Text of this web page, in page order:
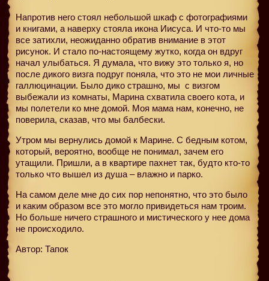
Напротив него стоял небольшой шкаф с фотографиями
и книгами, а наверху стояла икона Иисуса. И что-то мы
все затихли, неожиданно обратив внимание в этот
рисунок. И стало по-настоящему жутко, когда он вдруг
начал улыбаться. Я думала, что вижу это только я, но
после дикого визга подруг поняла, что это не мои личные
галлюцинации. Было дико страшно, мы с визгом
выбежали из комнаты, Марина схватила своего кота, и
мы полетели ко мне домой. Моя мама нам, конечно, не
поверила, сказав, что мы балбески.
Утром мы вернулись домой к Марине. С бедным котом,
который, вероятно, вообще не понимал, зачем его
утащили. Пришли, а в квартире пахнет так, будто кто-то
только что вышел из душа – влажно и парко.
На самом деле мне до сих пор непонятно, что это было
и каким образом все это могло привидеться нам троим.
Но больше ничего страшного и мистического у нее дома
не происходило.
Автор: Тапок